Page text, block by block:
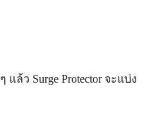
ว Surge Protector จะแบ่ง